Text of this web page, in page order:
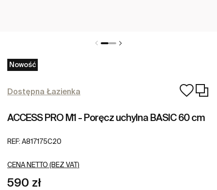
Nowość
Dostępna Łazienka
ACCESS PRO M1 - Poręcz uchylna BASIC 60 cm
REF: A817175C20
CENA NETTO (BEZ VAT)
590 zł